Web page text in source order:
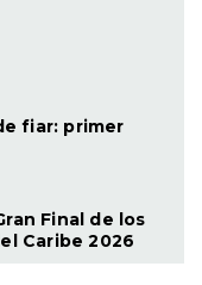
fiar: primer
Final de los
Caribe 2026